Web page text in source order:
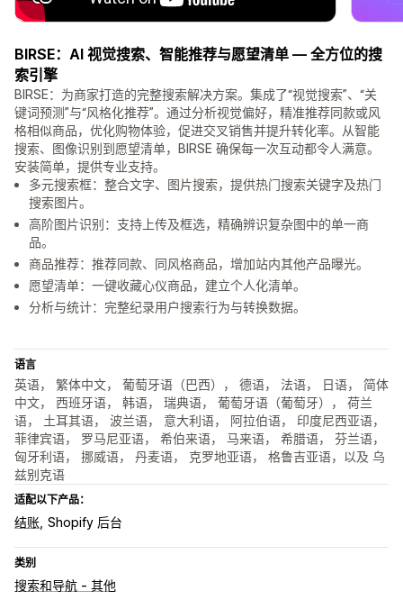
BIRSE：AI 视觉搜索、智能推荐与愿望清单 — 全方位的搜
索引擎
BIRSE：为商家打造的完整搜索解决方案。集成了“视觉搜索”、“关
键词预测”与“风格化推荐”。通过分析视觉偏好，精准推荐同款或风
格相似商品，优化购物体验，促进交叉销售并提升转化率。从智能
搜索、图像识别到愿望清单，BIRSE 确保每一次互动都令人满意。
安装简单，提供专业支持。
多元搜索框：整合文字、图片搜索，提供热门搜索关键字及热门
搜索图片。
高阶图片识别：支持上传及框选，精确辨识复杂图中的单一商
品。
商品推荐：推荐同款、同风格商品，增加站内其他产品曝光。
愿望清单：一键收藏心仪商品，建立个人化清单。
分析与统计：完整纪录用户搜索行为与转换数据。
语言
英语， 繁体中文， 葡萄牙语（巴西）， 德语， 法语， 日语， 简体
中文， 西班牙语， 韩语， 瑞典语， 葡萄牙语（葡萄牙）， 荷兰
语， 土耳其语， 波兰语， 意大利语， 阿拉伯语， 印度尼西亚语，
菲律宾语， 罗马尼亚语， 希伯来语， 马来语， 希腊语， 芬兰语，
匈牙利语， 挪威语， 丹麦语， 克罗地亚语， 格鲁吉亚语，以及 乌
兹别克语
适配以下产品：
结账 Shopify 后台
类别
搜索和导航 - 其他